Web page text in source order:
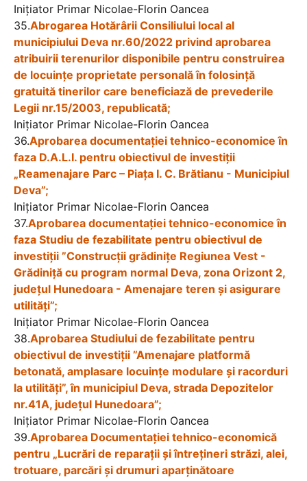
Iniţiator Primar Nicolae-Florin Oancea
35.Abrogarea Hotărârii Consiliului local al
municipiului Deva nr.60/2022 privind aprobarea
atribuirii terenurilor disponibile pentru construirea
de locuinţe proprietate personală în folosinţă
gratuită tinerilor care beneficiază de prevederile
Legii nr.15/2003, republicată;
Iniţiator Primar Nicolae-Florin Oancea
36.Aprobarea documentaţiei tehnico-economice în
faza D.A.L.I. pentru obiectivul de investiţii
„Reamenajare Parc – Piața I. C. Brătianu - Municipiul
Deva”;
Iniţiator Primar Nicolae-Florin Oancea
37.Aprobarea documentaţiei tehnico-economice în
faza Studiu de fezabilitate pentru obiectivul de
investiții ”Construcții grădinițe Regiunea Vest -
Grădiniță cu program normal Deva, zona Orizont 2,
județul Hunedoara - Amenajare teren și asigurare
utilități”;
Iniţiator Primar Nicolae-Florin Oancea
38.Aprobarea Studiului de fezabilitate pentru
obiectivul de investiții ”Amenajare platformă
betonată, amplasare locuințe modulare și racorduri
la utilități”, în municipiul Deva, strada Depozitelor
nr.41A, județul Hunedoara”;
Iniţiator Primar Nicolae-Florin Oancea
39.Aprobarea Documentației tehnico-economică
pentru „Lucrări de reparații și întrețineri străzi, alei,
trotuare, parcări și drumuri aparținătoare